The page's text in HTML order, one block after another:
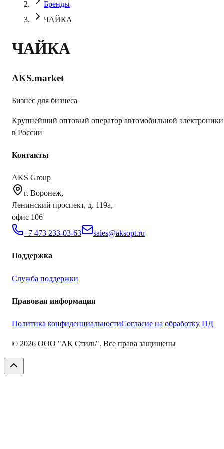
Бренды
ЧАЙКА
ЧАЙКА
AKS.market
Бизнес для бизнеса
Крупнейший оптовый оператор автомобильной электроники
в России
Контакты
AKS Group
г. Воронеж,
Ленинский проспект, д. 119а,
офис 106
+7 473 233-03-63
sales@aksopt.ru
Поддержка
Служба поддержки
Правовая информация
Политика конфиденциальностиСогласие на обработку ПД
© 2026 ООО "АК Стиль". Все права защищены